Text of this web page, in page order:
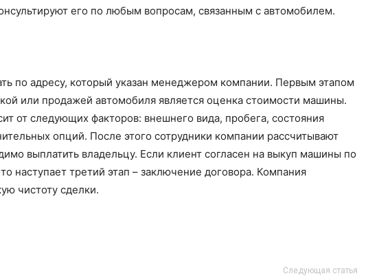
его по любым вопросам, связанным с автомобилем.
по адресу, который указан менеджером компании. Первым этапом
или продажей автомобиля является оценка стоимости машины.
от следующих факторов: внешнего вида, пробега, состояния
опций. После этого сотрудники компании рассчитывают
выплатить владельцу. Если клиент согласен на выкуп машины по
наступает третий этап – заключение договора. Компания
чистоту сделки.
Следующая статья